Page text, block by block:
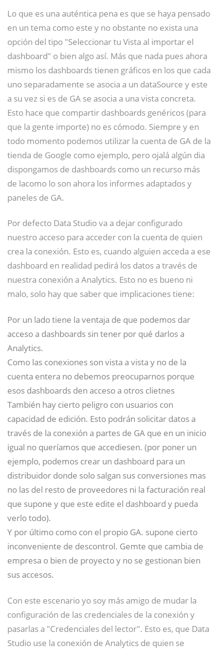
Lo que es una auténtica pena es que se haya pensado
en un tema como este y no obstante no exista una
opción del tipo "Seleccionar tu Vista al importar el
dashboard" o bien algo así. Más que nada pues ahora
mismo los dashboards tienen gráficos en los que cada
uno separadamente se asocia a un dataSource y este
a su vez si es de GA se asocia a una vista concreta.
Esto hace que compartir dashboards genéricos (para
que la gente importe) no es cómodo. Siempre y en
todo momento podemos utilizar la cuenta de GA de la
tienda de Google como ejemplo, pero ojalá algún dia
dispongamos de dashboards como un recurso más
de lacomo lo son ahora los informes adaptados y
paneles de GA.
Por defecto Data Studio va a dejar configurado
nuestro acceso para acceder con la cuenta de quien
crea la conexión. Esto es, cuando alguien acceda a ese
dashboard en realidad pedirá los datos a través de
nuestra conexión a Analytics. Esto no es bueno ni
malo, solo hay que saber que implicaciones tiene:
Por un lado tiene la ventaja de que podemos dar
acceso a dashboards sin tener por qué darlos a
Analytics.
Como las conexiones son vista a vista y no de la
cuenta entera no debemos preocuparnos porque
esos dashboards den acceso a otros clietnes
También hay cierto peligro con usuarios con
capacidad de edición. Esto podrán solicitar datos a
través de la conexión a partes de GA que en un inicio
igual no queríamos que accediesen. (por poner un
ejemplo, podemos crear un dashboard para un
distribuidor donde solo salgan sus conversiones mas
no las del resto de proveedores ni la facturación real
que supone y que este edite el dashboard y pueda
verlo todo).
Y por último como con el propio GA. supone cierto
inconveniente de descontrol. Gemte que cambia de
empresa o bien de proyecto y no se gestionan bien
sus accesos.
Con este escenario yo soy más amigo de mudar la
configuración de las credenciales de la conexión y
pasarlas a "Credenciales del lector". Esto es, que Data
Studio use la conexión de Analytics de quien se